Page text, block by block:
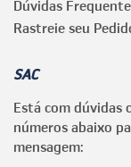
Dúvidas
Rastreie seu
SAC
Está com dúvidas
números abaixo
mensagem: